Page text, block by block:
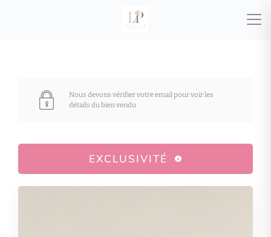
Nous devons vérifier votre email pour voir les
détails du bien vendu
EXCLUSIVITÉ